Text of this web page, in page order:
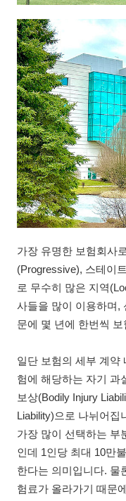
가장 유명한 보험회사
(Progressive), 스테이
로 무수히 많은 지역
사들을 많이 이용하며,
문에 몇 년에 한번씩
일단 보험의 세부 계약
험에 해당하는 자기 과
보상(Bodily Injury
Liability)으로 나뉘어집
가장 많이 선택하는 부
인데 1인당 최대 10만
한다는 의미입니다. 물
험료가 올라가기 때문